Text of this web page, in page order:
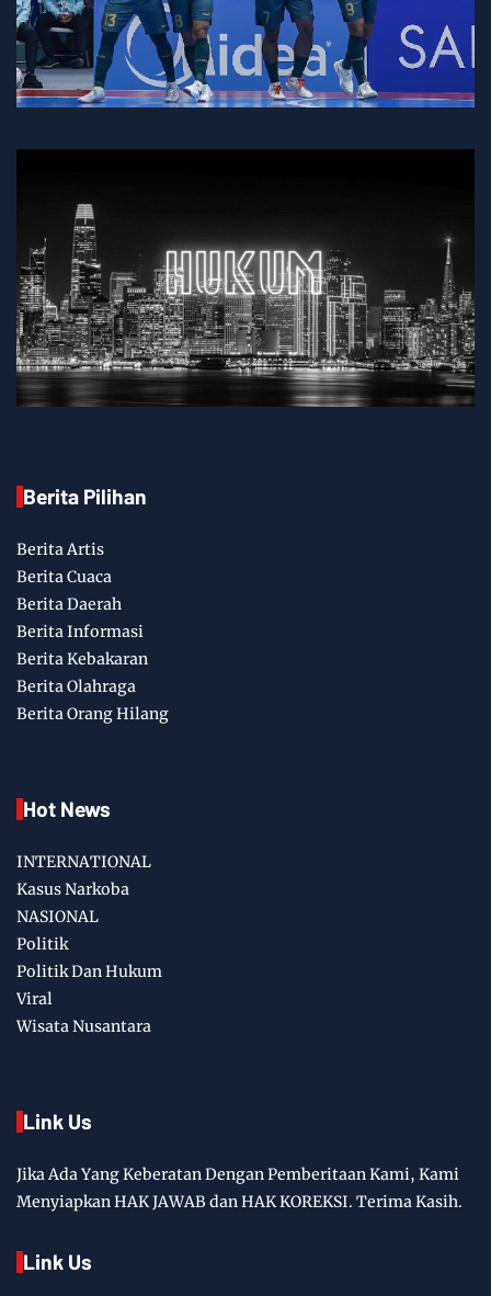
Berita Pilihan
Berita Artis
Berita Cuaca
Berita Daerah
Berita Informasi
Berita Kebakaran
Berita Olahraga
Berita Orang Hilang
Hot News
INTERNATIONAL
Kasus Narkoba
NASIONAL
Politik
Politik Dan Hukum
Viral
Wisata Nusantara
Link Us
Jika Ada Yang Keberatan Dengan Pemberitaan Kami, Kami
Menyiapkan HAK JAWAB dan HAK KOREKSI. Terima Kasih.
Link Us